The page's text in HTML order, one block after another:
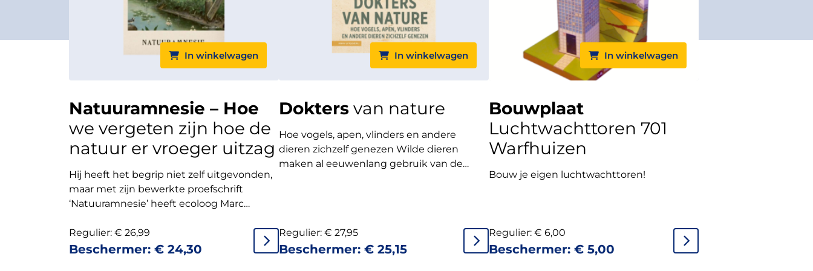
In winkelwagen
Natuuramnesie – Hoe
we vergeten zijn hoe de
natuur er vroeger uitzag
Hij heeft het begrip niet zelf uitgevonden,
maar met zijn bewerkte proefschrift
‘Natuuramnesie’ heeft ecoloog Marc
‘shifting baseline syndrome’. Oftewel: hoe
ons collectieve geheugen faalt in het
Regulier: € 26,99
Beschermer: € 24,30
In winkelwagen
Doktersvan nature
Hoe vogels, apen, vlinders en andere
dieren zichzelf genezen Wilde dieren
maken al eeuwenlang gebruik van de
gedrag aangeleerd of aangeboren is en laat
zien hoe deze kennis de menselijke
Regulier: € 27,95
Beschermer: €25,15
In winkelwagen
Bouwplaat
Luchtwachttoren 701
Warfhuizen
Bouw je eigen luchtwachttoren!
Regulier: € 6,00
Beschermer: €5,00